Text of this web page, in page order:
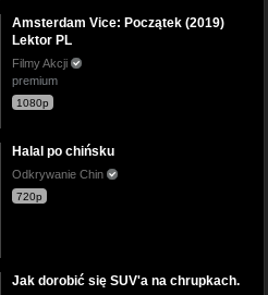
Amsterdam Vice: Początek (2019)
Lektor PL
Filmy Akcji
premium
1080p
Halal po chińsku
Odkrywanie Chin
720p
Jak dorobić się SUV'a na chrupkach.